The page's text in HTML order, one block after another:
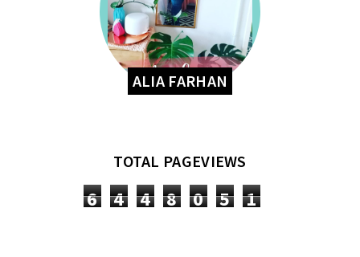
ALIA FARHAN
TOTAL PAGEVIEWS
6 4 4 8 0 5 1